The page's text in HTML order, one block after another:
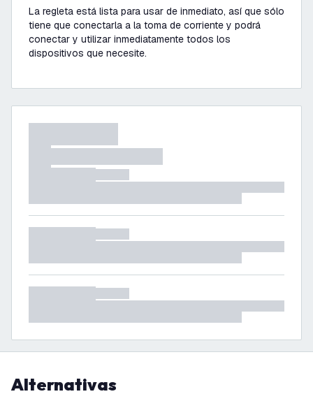
La regleta está lista para usar de inmediato, así que sólo
tiene que conectarla a la toma de corriente y podrá
conectar y utilizar inmediatamente todos los
dispositivos que necesite.
Alternativas